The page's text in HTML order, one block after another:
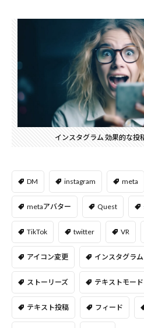
インスタグラム 効果的な投
DM instagram meta
metaアバター Quest
TikTok twitter VR
アイコン変更 インスタグラム
ストーリーズ テキストモード
テキスト投稿 フィード